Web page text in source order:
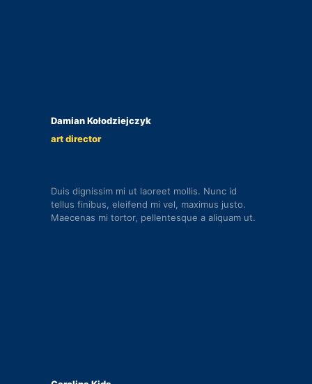
Damian Kołodziejczyk
art director
Duis dignissim mi ut laoreet mollis. Nunc id
tellus finibus, eleifend mi vel, maximus justo.
Maecenas mi tortor, pellentesque a aliquam ut.